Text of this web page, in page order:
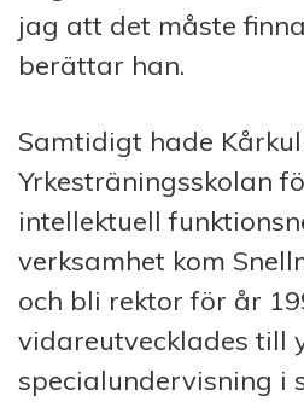
jag att det måste
berättar han.
Samtidigt hade
Yrkesträningsskolan
intellektuell
verksamhet kom
och bli rektor för år
vidareutvecklades till
specialundervisning i